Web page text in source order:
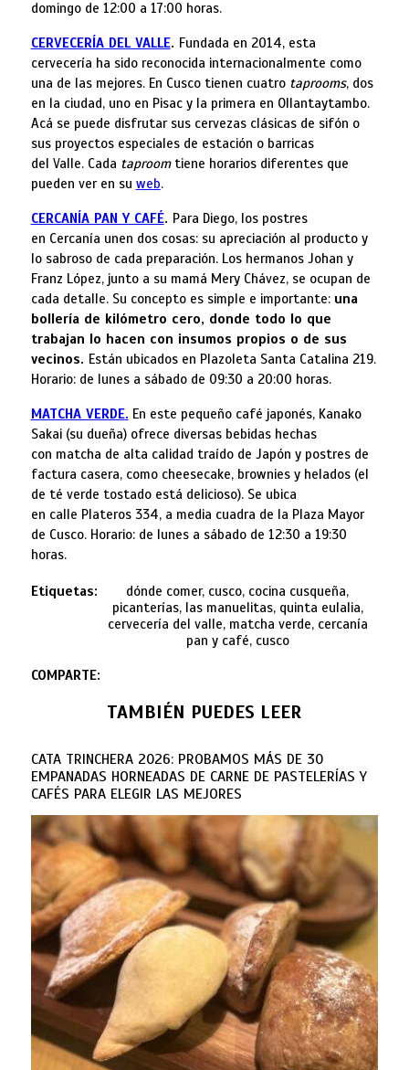
domingo de 12:00 a 17:00 horas.
CERVECERÍA DEL VALLE. Fundada en 2014, esta
cervecería ha sido reconocida internacionalmente como
una de las mejores. En Cusco tienen cuatro taprooms, dos
en la ciudad, uno en Pisac y la primera en Ollantaytambo.
Acá se puede disfrutar sus cervezas clásicas de sifón o
sus proyectos especiales de estación o barricas
del Valle. Cada taproomtiene horarios diferentes que
pueden ver en su web.
CERCANÍA PAN Y CAFÉ. Para Diego, los postres
en Cercanía unen dos cosas: su apreciación al producto y
lo sabroso de cada preparación. Los hermanos Johan y
Franz López, junto a su mamá Mery Chávez, se ocupan de
cada detalle. Su concepto es simple e importante: una
bollería de kilómetro cero, donde todo lo que
trabajan lo hacen con insumos propios o de sus
vecinos. Están ubicados en Plazoleta Santa Catalina 219.
Horario: de lunes a sábado de 09:30 a 20:00 horas.
MATCHA VERDE. En este pequeño café japonés, Kanako
Sakai (su dueña) ofrece diversas bebidas hechas
con matcha de alta calidad traído de Japón y postres de
factura casera, como cheesecake, brownies y helados (el
de té verde tostado está delicioso). Se ubica
en calle Plateros 334, a media cuadra de la Plaza Mayor
de Cusco. Horario: de lunes a sábado de 12:30 a 19:30
horas.
Etiquetas:
dónde comer, cusco, cocina cusqueña,
picanterías, las manuelitas, quinta eulalia,
cervecería del valle, matcha verde, cercanía
pan y café, cusco
COMPARTE:
TAMBIÉN PUEDES LEER
CATA TRINCHERA 2026: PROBAMOS MÁS DE 30
EMPANADAS HORNEADAS DE CARNE DE PASTELERÍAS Y
CAFÉS PARA ELEGIR LAS MEJORES